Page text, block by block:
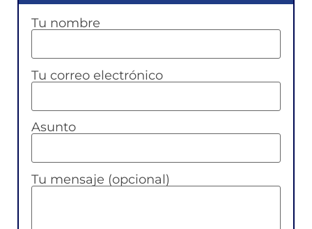
Tu nombre
Tu correo electrónico
Asunto
Tu mensaje (opcional)